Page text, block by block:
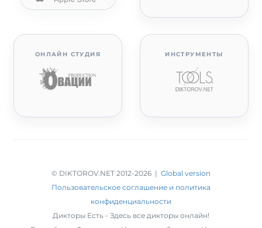
ОНЛАЙН СТУДИЯ ИНСТРУМЕНТЫ
© DIKTOROV.NET 2012-2026 | Global version
Пользовательское соглашение и политика
конфиденциальности
Дикторы Есть - Здесь все дикторы онлайн!